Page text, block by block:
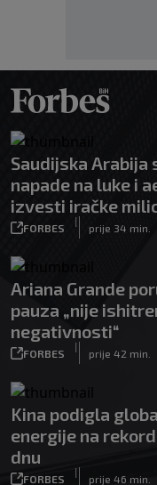
Saudijska Arabija
napade na luke i
izvesti iračke
FORBES
|
prije 34 min.
Ariana Grande
pauza „nije
negativnosti“
FORBES
|
prije 42 min.
Kina podigla
energije na
dnu
FORBES
|
prije 46 min.